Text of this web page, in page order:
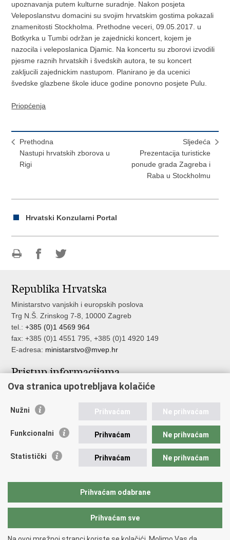
upoznavanja putem kulturne suradnje. Nakon posjeta
Veleposlanstvu domacini su svojim hrvatskim gostima pokazali
znamenitosti Stockholma. Prethodne veceri, 09.05.2017. u
Botkyrka u Tumbi održan je zajednicki koncert, kojem je
nazocila i veleposlanica Djamic. Na koncertu su zborovi izvodili
pjesme raznih hrvatskih i švedskih autora, te su koncert
zakljucili zajednickim nastupom. Planirano je da ucenici
švedske glazbene škole iduce godine ponovno posjete Pulu.
Priopćenja
Prethodna
Nastupi hrvatskih zborova u
Rigi
Sljedeća
Prezentacija turisticke
ponude grada Zagreba i
Raba u Stockholmu
Hrvatski Konzularni Portal
Facebooku
Twitteru
Republika Hrvatska
Ministarstvo vanjskih i europskih poslova
Trg N.Š. Zrinskog 7-8, 10000 Zagreb
tel.:+385 (0)1 4569 964
fax: +385 (0)1 4551 795, +385 (0)1 4920 149
E-adresa: ministarstvo@mvep.hr
Pristup informacijama
Pristup informacijama
Nepravilnosti
Javna nabava u MVEP-u
Nadzor rada i unutarnja revizija službe vanjskih poslova
Ova stranica upotrebljava kolačiće
Nužni Prihvaćam Ne prihvaćam
Funkcionalni Prihvaćam Ne prihvaćam
Statistički Prihvaćam Ne prihvaćam
Prihvaćam odabrane
Prihvaćam sve